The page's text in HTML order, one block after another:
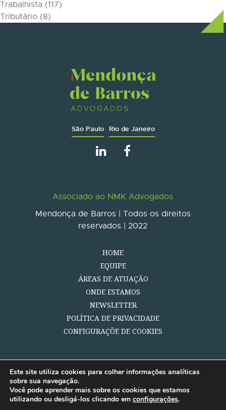
Trabalhista (117)
Tributário (8)
São Paulo Rio de Janeiro
Associado ao NMK Advogados
Mendonça de Barros | Todos os direitos
reservados | 2022
HOME
EQUIPE
ÁREAS DE ATUAÇÃO
ONDE ESTAMOS
NEWSLETTER
POLÍTICA DE PRIVACIDADE
CONFIGURAÇÕE DE COOKIES
Este site utiliza cookies para colher informações analíticas
sobre sua navegação.
Você pode aprender mais sobre os cookies que estamos
utilizando ou desligá-los clicando em configurações.